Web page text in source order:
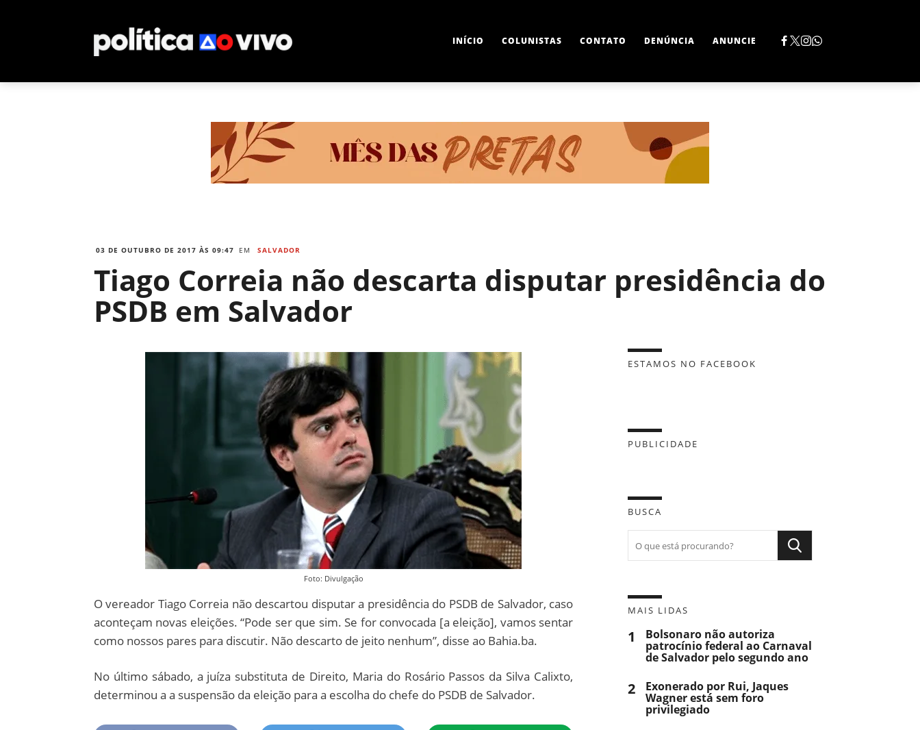
INÍCIO COLUNISTAS CONTATO DENÚNCIA ANUNCIE
03 DE OUTUBRO DE 2017 ÀS 09:47 EM SALVADOR
Tiago Correia não descarta disputar presidência do
PSDB em Salvador
Foto: Divulgação
O vereador Tiago Correia não descartou disputar a presidência do PSDB de Salvador, caso
aconteçam novas eleições. “Pode ser que sim. Se for convocada [a eleição], vamos sentar
como nossos pares para discutir. Não descarto de jeito nenhum”, disse ao Bahia.ba.
No último sábado, a juíza substituta de Direito, Maria do Rosário Passos da Silva Calixto,
determinou a a suspensão da eleição para a escolha do chefe do PSDB de Salvador.
ESTAMOS NO FACEBOOK
PUBLICIDADE
BUSCA
MAIS LIDAS
1 Bolsonaro não autoriza
patrocínio federal ao Carnaval
de Salvador pelo segundo ano
2 Exonerado por Rui, Jaques
Wagner está sem foro
privilegiado